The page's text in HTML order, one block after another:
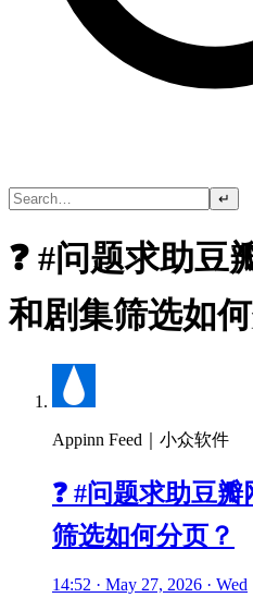
↵
❓ #问题求助豆
和剧集筛选如
Appinn Feed｜小众软件
❓ #问题求助豆
筛选如何分页？
14:52 · May 27, 2026 · Wed